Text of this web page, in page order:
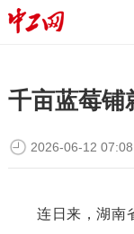
千亩蓝莓铺
2026-06-12 07:08
连日来，湖南